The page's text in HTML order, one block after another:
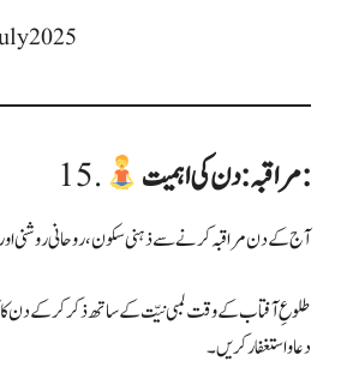
15. مراقبہ: دن کی اہمیت:
آج کے دن مراقبہ کرنے سے ذہنی سکون، روحانی روشنی
طلوعِ آفتاب کے وقت لمبی نیّت کے ساتھ ذکر کر کے
دعا و استغفار کریں۔